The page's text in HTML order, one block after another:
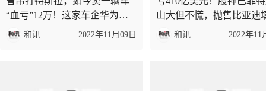
“血亏”12万！这家车企华为都
带不动了？
和讯 2022年11月09日
山大但不慌，抛售比亚迪
窿
和讯 2022年11